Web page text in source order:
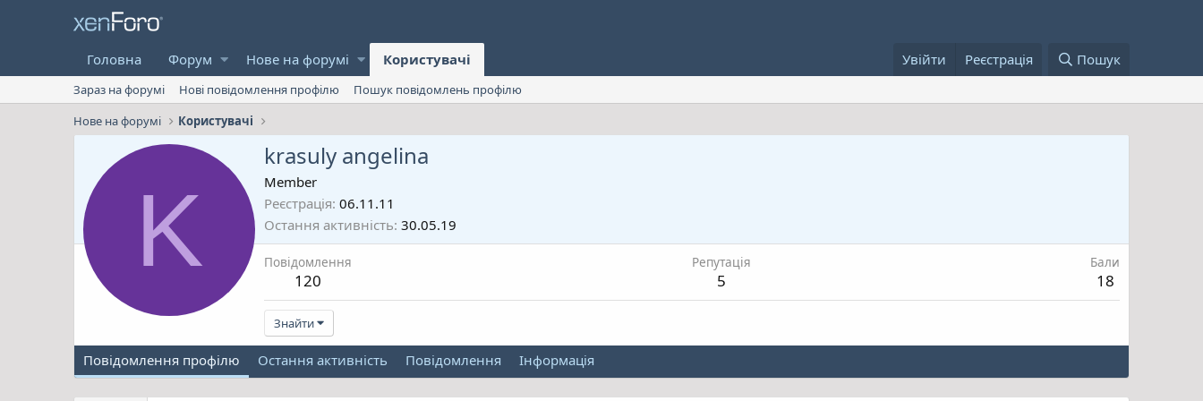
Головна Форум Нове на форумі Користувачі Увійти Реєстрація Пошук
Зараз на форумі Нові повідомлення профілю
Пошук повідомлень профілю
Нове на форумі
Користувачі
K
krasuly angelina
Member
Реєстрація 06.11.11
Остання активність 30.05.19
Повідомлення
120
Репутація
5
Бали
18
Знайти
Повідомлення профілю Остання активність Повідомлення Інформація